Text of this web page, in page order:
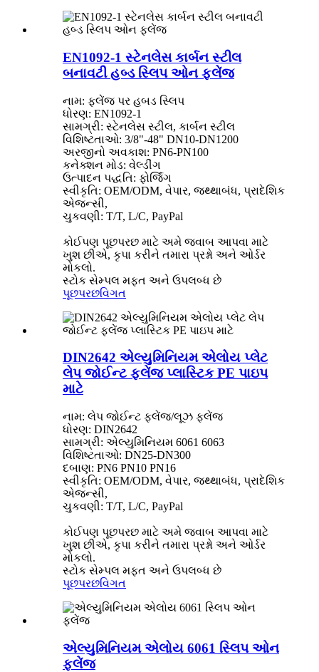
EN1092-1 સ્ટેનલેસ કાર્બન સ્ટીલ
બનાવટી હબ્ડ સ્લિપ ઓન ફ્લેંજ
નામ: ફ્લેંજ પર હબડ સ્લિપ
ધોરણ: EN1092-1
સામગ્રી: સ્ટેનલેસ સ્ટીલ, કાર્બન સ્ટીલ
વિશિષ્ટતાઓ: 3/8"-48" DN10-DN1200
અરજીનો અવકાશ: PN6-PN100
કનેક્શન મોડ: વેલ્ડીંગ
ઉત્પાદન પદ્ધતિ: ફોર્જિંગ
સ્વીકૃતિ: OEM/ODM, વેપાર, જથ્થાબંધ, પ્રાદેશિક
એજન્સી,
ચુકવણી: T/T, L/C, PayPal
કોઈપણ પૂછપરછ માટે અમે જવાબ આપવા માટે
ખુશ છીએ, કૃપા કરીને તમારા પ્રશ્નો અને ઓર્ડર
મોકલો.
સ્ટોક સેમ્પલ મફત અને ઉપલબ્ધ છે
પૂછપરછવિગત
DIN2642 એલ્યુમિનિયમ એલોય પ્લેટ
લેપ જોઈન્ટ ફ્લેંજ પ્લાસ્ટિક PE પાઇપ
માટે
નામ: લેપ જોઈન્ટ ફ્લેંજ/લૂઝ ફ્લેંજ
ધોરણ: DIN2642
સામગ્રી: એલ્યુમિનિયમ 6061 6063
વિશિષ્ટતાઓ: DN25-DN300
દબાણ: PN6 PN10 PN16
સ્વીકૃતિ: OEM/ODM, વેપાર, જથ્થાબંધ, પ્રાદેશિક
એજન્સી,
ચુકવણી: T/T, L/C, PayPal
કોઈપણ પૂછપરછ માટે અમે જવાબ આપવા માટે
ખુશ છીએ, કૃપા કરીને તમારા પ્રશ્નો અને ઓર્ડર
મોકલો.
સ્ટોક સેમ્પલ મફત અને ઉપલબ્ધ છે
પૂછપરછવિગત
એલ્યુમિનિયમ એલોય 6061 સ્લિપ ઓન
ફ્લેંજ